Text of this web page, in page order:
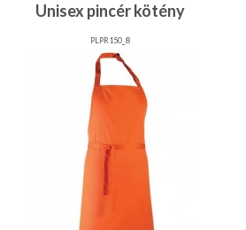
Unisex pincér kötény
PLPR150_8